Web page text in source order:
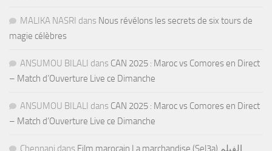
MALIKA NASRI dans Nous révélons les secrets de six tours de
magie célèbres
ANSUMOU BILALI dans CAN 2025 : Maroc vs Comores en Direct
– Match d’Ouverture Live ce Dimanche
ANSUMOU BILALI dans CAN 2025 : Maroc vs Comores en Direct
– Match d’Ouverture Live ce Dimanche
Chennani dans Film marocain La marchandise (Sel3a) الفيلم